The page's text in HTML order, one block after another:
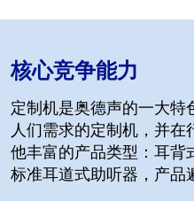
核心竞争能力
定制机是奥德声的一大特
人们需求的定制机，并
他丰富的产品类型：耳背
标准耳道式助听器，产品